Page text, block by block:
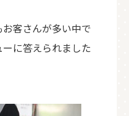
客さんが多い中で
に答えられました